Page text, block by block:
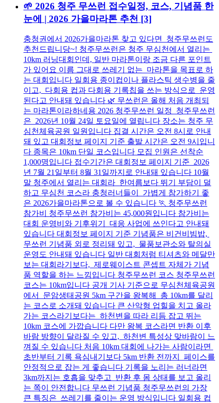
🌱 2026 청주 무쓰런 접수일정, 코스, 기념품 한
눈에 | 2026 가을마라톤 추천 [3]
충청권에서 2026가을마라톤 찾고 있다면 청주무쓰런도
추천드립니당~! 청주무쓰런은 청주 무심천에서 열리는
10km 러닝대회인데, 일반 마라톤이랑 조금 다른 포인트
가 있어요 이름 그대로 쓰레기 없는 마라톤을 목표로 하
는 대회입니다 일회용 종이컵이나 플라스틱 생수병을 줄
이고, 다회용 컵과 다회용 기록칩을 쓰는 방식으로 운영
된다고 안내돼 있습니다 🌿 무쓰런은 올해 처음 개최되
는 마라톤이라하네용 2026 청주무쓰런 일정 청주무쓰런
은 2026년 10월 24일 토요일에 열립니다 장소는 청주 무
심천체육공원 일원입니다 집결 시간은 오전 8시로 안내
돼 있고 대회정보 페이지 기준 출발 시간은 오전 9시입니
다 종목은 10km 단일 코스입니다 모집 인원은 선착순
1,000명입니다 접수기간은 대회정보 페이지 기준 2026
년 7월 21일부터 8월 31일까지로 안내돼 있습니다 10월
말 청주에서 열리는 대회라 한여름보다 뛰기 부담이 덜
하고 무심천 코스라 충청러너들이 가볍게 참가하기 좋
은 2026가을마라톤으로 볼 수 있습니다 🏃 청주무쓰런
참가비 청주무쓰런 참가비는 45,000원입니다 참가비는
대회 운영비와 기후위기 대응 사업에 쓰인다고 안내돼
있습니다 대회정보 페이지 기준 기념품은 비건비빔밥,
무쓰런 기념품 외로 정리돼 있고, 물품보관소와 탈의실
운영도 안내돼 있습니다 일반 대회처럼 티셔츠와 메달만
보는 대회라기보다, 제로웨이스트 콘셉트 자체가 기념
품 역할을 하는 느낌입니다 청주무쓰런 코스 청주무쓰런
코스는 10km입니다 공개 기사 기준으로 무심천체육공원
에서 문암생태공원 5km 구간을 왕복해 총 10km를 달리
는 코스로 소개돼 있습니다 큰 산악형 업힐을 치고 올라
가는 코스라기보다는 하천변을 따라 리듬 잡고 뛰는
10km 코스에 가깝습니다 다만 왕복 코스라면 반환 이후
바람 방향이 달라질 수 있고, 하천변 특성상 맞바람이 느
껴질 수 있습니다 처음 10km 대회에 나가는 사람이라면
초반부터 기록 욕심내기보다 5km 반환 전까지 페이스를
안정적으로 잡는 게 좋습니다 기록을 노리는 러너라면
3km까지는 호흡을 맞추고 반환 후 몸 상태를 보고 올리
는 쪽이 안전합니다 무쓰런 기념품 청주무쓰런의 가장
큰 특징은 쓰레기를 줄이는 운영 방식입니다 일회용 컵